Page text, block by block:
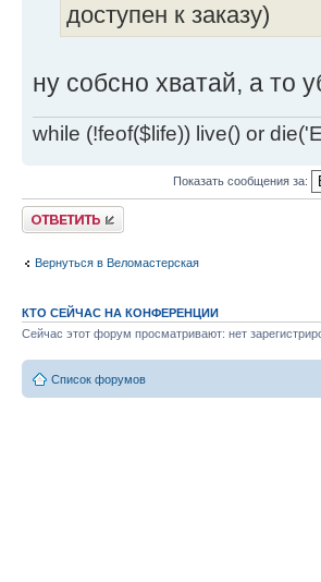
доступен к заказу)
ну собсно хватай, а то
while (!feof($life)) live() or
Показать сообщения за:
Ответить
Вернуться в Веломастерская
КТО СЕЙЧАС НА КОНФЕРЕНЦИИ
Сейчас этот форум просматривают: нет
Список форумов